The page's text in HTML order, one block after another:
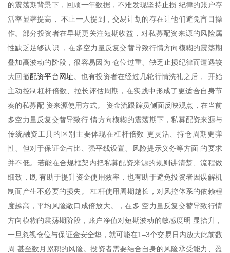
的震荡期背景下，回顾一年数据，不难发现坚持止损 纪律的账户存
活率显著提高， 不止一人提到，交易计划的存在让他们避免盲目操
作。部分投资者在早期更关注短期收益，对私募配资来源的风险属
性缺乏足够认识 ，在多空力量反复交替导致行情方向模糊的震荡期
叠加高波动的阶段，很容易因为 仓位过重、缺乏止损纪律而遭遇较
大回撤配资平台网址。也有投资者在经过几轮行情洗礼之后， 开始
主动控制杠杆倍数、拉长评估周期，在实践中形成了更适合自身节
奏的私募配 资来源使用方式。 资金流跟踪员侧面反映观点，在当前
多空力量反复交替导致行 情方向模糊的震荡期下，私募配资来源与
传统融资工具的区别主要体现在杠杆倍数 更灵活、持仓周期更弹
性、但对于保证金占比、强平线设置、风险提示义务等方面 的要求
并不低。若能在合规框架内把私募配资来源的规则讲清楚、流程做
细致，既 有助于提升资金使用效率，也有助于避免投资者因误解机
制而产生不必要的损失。 杠杆使用周期越长，对风控体系的依赖程
度越高，平均风险敞口成倍放大。，在多 空力量反复交替导致行情
方向模糊的震荡期阶段，账户净值对短期波动的敏感度明 显抬升，
一旦忽视仓位与保证金安全垫，就可能在1–3个交易日内放大此前数
周 甚至数月累积的风险。投资者需要结合自身的风险承受能力、盈